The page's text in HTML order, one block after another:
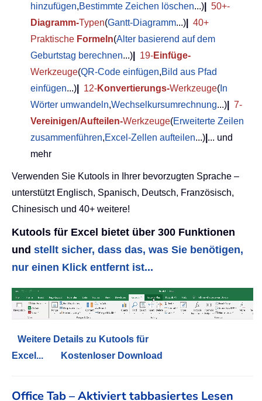
hinzufügen,Bestimmte Zeichen löschen...)
50+-
Diagramm-Typen(Gantt-Diagramm...)
40+
Praktische Formeln(Alter basierend auf dem
Geburtstag berechnen...) 19-Einfüge-
Werkzeuge(QR-Code einfügen,Bild aus Pfad
einfügen...) 12-Konvertierungs-Werkzeuge( In
Wörter umwandeln,Wechselkursumrechnung...)
7-
Vereinigen/Aufteilen-Werkzeuge(Erweiterte Zeilen
zusammenführen,Excel-Zellen aufteilen...) ... und
mehr
Verwenden Sie Kutools in Ihrer bevorzugten Sprache –
unterstützt Englisch, Spanisch, Deutsch, Französisch,
Chinesisch und 40+ weitere!
Kutools für Excel bietet über 300 Funktionen
und stellt sicher, dass das, was Sie benötigen,
nur einen Klick entfernt ist...
Weitere Details zu Kutools für
Excel...
Kostenloser Download
Office Tab – Aktiviert tabbasiertes Lesen